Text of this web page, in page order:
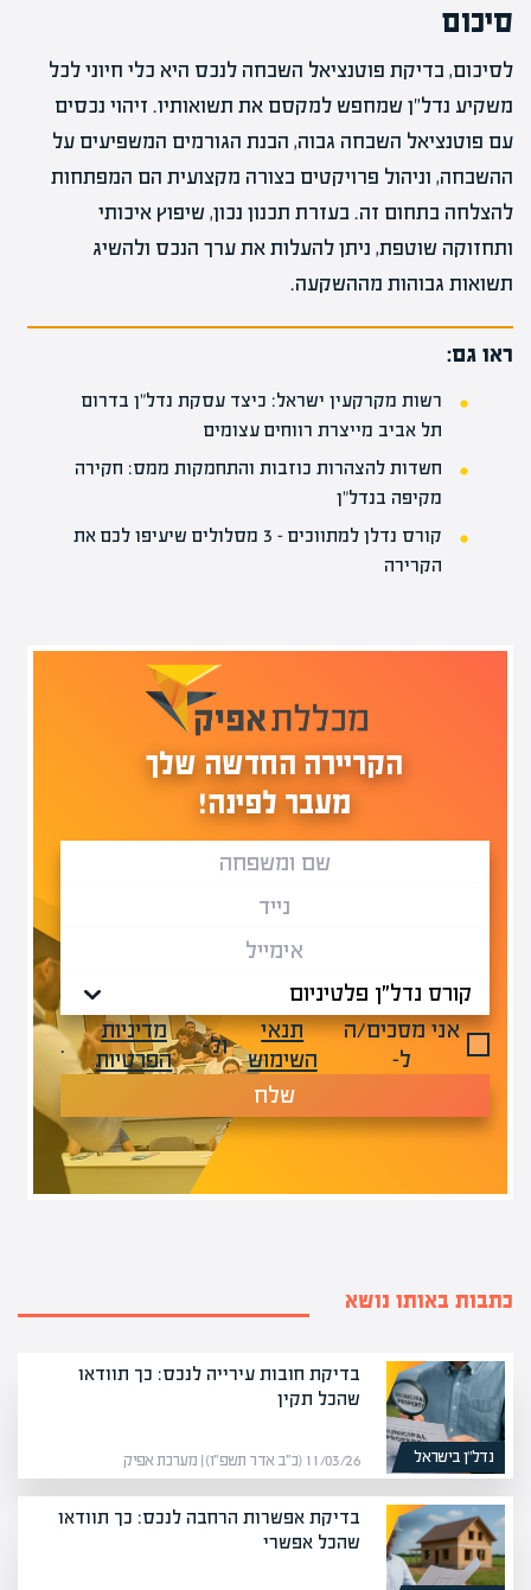
סיכום
לסיכום, בדיקת פוטנציאל השבחה לנכס היא כלי חיוני לכל
משקיע נדל"ן שמחפש למקסם את תשואותיו. זיהוי נכסים
עם פוטנציאל השבחה גבוה, הבנת הגורמים המשפיעים על
ההשבחה, וניהול פרויקטים בצורה מקצועית הם המפתחות
להצלחה בתחום זה. בעזרת תכנון נכון, שיפוץ איכותי
ותחזוקה שוטפת, ניתן להעלות את ערך הנכס ולהשיג
תשואות גבוהות מההשקעה.
ראו גם:
רשות מקרקעין ישראל: כיצד עסקת נדל"ן בדרום
תל אביב מייצרת רווחים עצומים
חשדות להצהרות כוזבות והתחמקות ממס: חקירה
מקיפה בנדל"ן
קורס נדלן למתווכים – 3 מסלולים שיעיפו לכם את
הקרירה
הקריירה החדשה שלך
מעבר לפינה!
אני מסכים/ה
ל-
תנאי
השימוש
ול-
מדיניות
הפרטיות
.
שלח
כתבות באותו נושא
נדל”ן בישראל
בדיקת חובות עירייה לנכס: כך תוודאו
שהכל תקין
11/03/26 (כ״ב אדר תשפ״ו) | מערכת אפיק
בדיקת אפשרות הרחבה לנכס: כך תוודאו
שהכל אפשרי